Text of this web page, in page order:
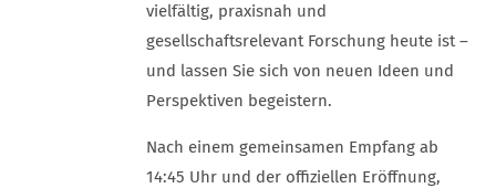
vielfältig, praxisnah und
gesellschaftsrelevant Forschung heute ist –
und lassen Sie sich von neuen Ideen und
Perspektiven begeistern.
Nach einem gemeinsamen Empfang ab
14:45 Uhr und der offiziellen Eröffnung,